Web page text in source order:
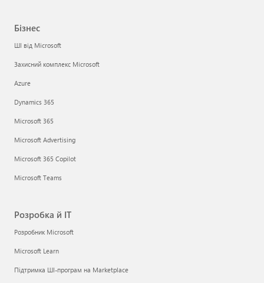
Бізнес
ШІ від Microsoft
Захисний комплекс Microsoft
Azure
Dynamics 365
Microsoft 365
Microsoft Advertising
Microsoft 365 Copilot
Microsoft Teams
Розробка й ІТ
Розробник Microsoft
Microsoft Learn
Підтримка ШІ-програм на Marketplace